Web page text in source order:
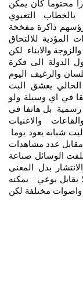
محتوما كان يمكن
بالخطاب التعبوي
ذاكرة مفخخة
للالتحاق
والابناء لكن
الدولة الى فكرة
والرغيف اليوم
يعشق البث
في اي وسيلة ولو
رسمية بل هاتفا في
والاغنيات
شبابه يعود يوما
عدد مشاهدات
الوسائل صناعة
بدل المعنى
يقابل بوعي يمكنه
واصوات مختلفة لكن